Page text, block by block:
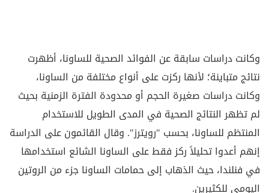
وكانت دراسات سابقة عن الفوائد الصحية للساونا، أظهرت
نتائج متباينة؛ لأنها ركزت على أنواع مختلفة من الساونا،
وكانت دراسات صغيرة الحجم أو محدودة الفترة الزمنية بحيث
لم تظهر النتائج الصحية في المدى الطويل للاستخدام
المنتظم للساونا، بحسب "رويترز". وقال القائمون على الدراسة
إنهم أعدوا تحليلاً ركز فقط على الساونا الشائع استخدامها
في فنلندا، حيث الذهاب إلى حمامات الساونا جزء من الروتين
اليومي للكثيرين.